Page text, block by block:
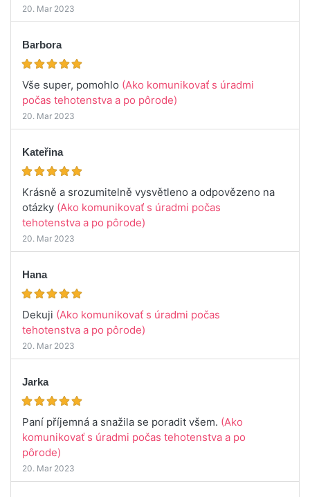
20. Mar 2023
Barbora
Vše super, pomohlo (Ako komunikovať s úradmi
počas tehotenstva a po pôrode)
20. Mar 2023
Kateřina
Krásně a srozumitelně vysvětleno a odpovězeno na
otázky (Ako komunikovať s úradmi počas
tehotenstva a po pôrode)
20. Mar 2023
Hana
Dekuji (Ako komunikovať s úradmi počas
tehotenstva a po pôrode)
20. Mar 2023
Jarka
Paní příjemná a snažila se poradit všem. (Ako
komunikovať s úradmi počas tehotenstva a po
pôrode)
20. Mar 2023